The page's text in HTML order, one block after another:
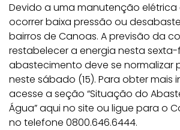
Devido a uma manutenção elétrica
ocorrer baixa pressão ou
bairros de Canoas. A previsão da
restabelecer a energia nesta sexta-
abastecimento deve se normalizar
neste sábado (15). Para obter mais
acesse a seção “Situação do
Água” aqui no site ou ligue para o
no telefone 0800.646.6444.